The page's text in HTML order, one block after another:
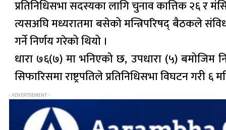
प्रतिनिधिसभा सदस्यका लागि चुनाव कात्तिक २६ र
त्यसअघि मध्यरातमा बसेको मन्त्रिपरिषद् बैठकले
गर्ने निर्णय गरेको थियो ।
धारा ७६(७) मा भनिएको छ, उपधारा (५) बमोजिम
सिफारिसमा राष्ट्रपतिले प्रतिनिधिसभा विघटन गरी ६
- ADVERTISEMENT -